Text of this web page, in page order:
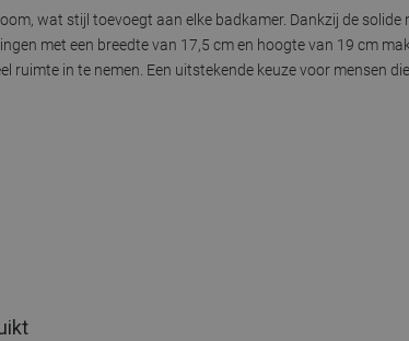
wat stijl toevoegt aan elke badkamer. Dankzij de
met een breedte van 17,5 cm en hoogte van 19 cm
in te nemen. Een uitstekende keuze voor mensen